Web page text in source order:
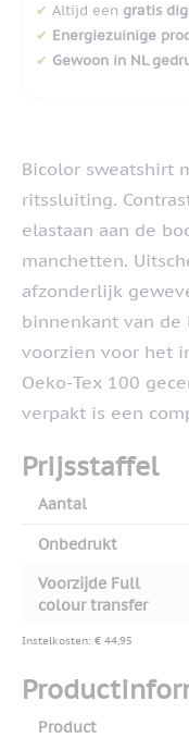
✔ Altijd een gratis
✔ Energiezuinige
✔ Gewoon in NL
Bicolor sweatshirt
ritssluiting.
elastaan aan de
manchetten.
afzonderlijk
binnenkant van de
voorzien voor het
Oeko-Tex 100
verpakt is een
Prijsstaffel
Aantal
Onbedrukt
Voorzijde Full
colour transfer
Instelkosten: € 44,95
Product